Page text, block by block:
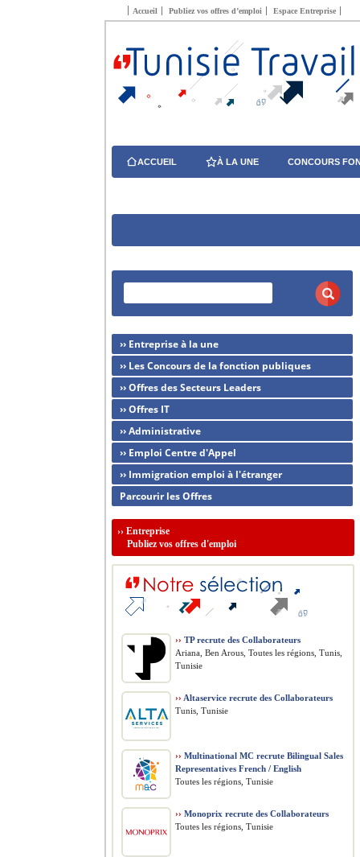
Accueil Publiez vos offres d’emploi Espace Entreprise
ACCUEIL À LA UNE CONCOURS
›› Entreprise à la une
›› Les Concours de la fonction publiques
›› Offres des Secteurs Leaders
›› Offres IT
›› Administrative
›› Emploi Centre d'Appel
›› Immigration emploi à l'étranger
Parcourir les Offres
›› Entreprise
Publiez vos offres d'emploi
›› TP recrute des Collaborateurs
Ariana, Ben Arous, Toutes les régions, Tunis,
Tunisie
›› Altaservice recrute des Collaborateurs
Tunis, Tunisie
›› Multinational MC recrute Bilingual Sales
Representatives French / English
Toutes les régions, Tunisie
›› Monoprix recrute des Collaborateurs
Toutes les régions, Tunisie